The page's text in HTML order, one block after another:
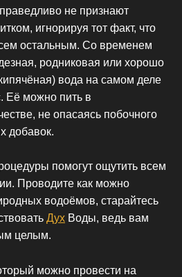
не признают
игнорируя тот факт, что
остальным. Со временем
родниковая или хорошо
вода на самом деле
Её можно пить в
не опасаясь побочного
добавок.
помогут ощутить всем
Проводите как можно
водоёмов, старайтесь
Дух Воды, ведь вам
целым.
можно провести на